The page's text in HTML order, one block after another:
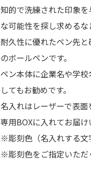
品番
インクカラー
本体カラー
最小ロット
個包装
のし
最短出荷予定日
知的で洗練された印象
な可能性を探し求める
耐久性に優れたペン先
のボールペンです。
ペン本体に企業名や学
してもお勧めです。
名入れはレーザーで表面
専用BOXに入れてお届け
※彫刻色（名入れする文
※彫刻色をご指定いただ